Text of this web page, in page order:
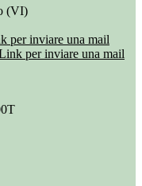
(VI)
per inviare una mail
per inviare una mail